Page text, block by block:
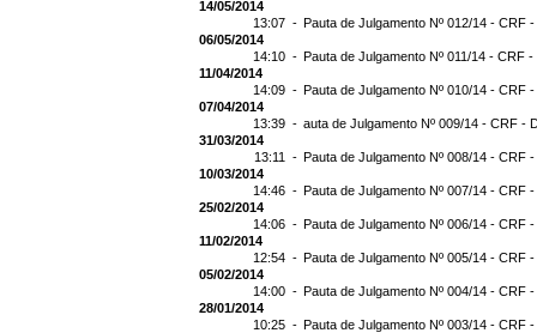
14/05/2014
13:07 - Pauta de Julgamento Nº 012/14 - CRF
06/05/2014
14:10 - Pauta de Julgamento Nº 011/14 - CRF
11/04/2014
14:09 - Pauta de Julgamento Nº 010/14 - CRF
07/04/2014
13:39 - auta de Julgamento Nº 009/14 - CRF -
31/03/2014
13:11 - Pauta de Julgamento Nº 008/14 - CRF
10/03/2014
14:46 - Pauta de Julgamento Nº 007/14 - CRF
25/02/2014
14:06 - Pauta de Julgamento Nº 006/14 - CRF
11/02/2014
12:54 - Pauta de Julgamento Nº 005/14 - CRF
05/02/2014
14:00 - Pauta de Julgamento Nº 004/14 - CRF
28/01/2014
10:25 - Pauta de Julgamento Nº 003/14 - CRF